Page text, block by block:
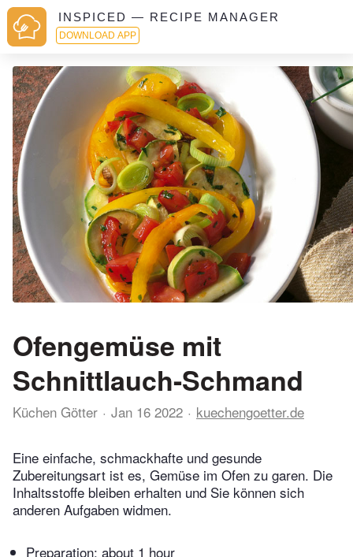
INSPICED — RECIPE MANAGER
DOWNLOAD APP
Ofengemüse mit
Schnittlauch-Schmand
Küchen Götter Jan 16 2022 kuechengoetter.de
Eine einfache, schmackhafte und gesunde
Zubereitungsart ist es, Gemüse im Ofen zu garen. Die
Inhaltsstoffe bleiben erhalten und Sie können sich
anderen Aufgaben widmen.
Preparation: about 1 hour